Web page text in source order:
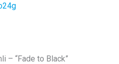
– “Fade to Black”